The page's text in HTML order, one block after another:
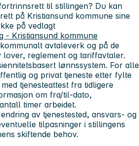
til stillingen? Du kan
på Kristiansund kommune sine
på vedlagt
- Kristiansund kommune
avtaleverk og på de
reglement og tariffavtaler.
lønnssystem. For alle
og privat tjeneste etter fylte
tjenesteattest fra tidligere
om fra/til-dato,
timer arbeidet.
av tjenestested, ansvars- og
tilpasninger i stillingens
skiftende behov.